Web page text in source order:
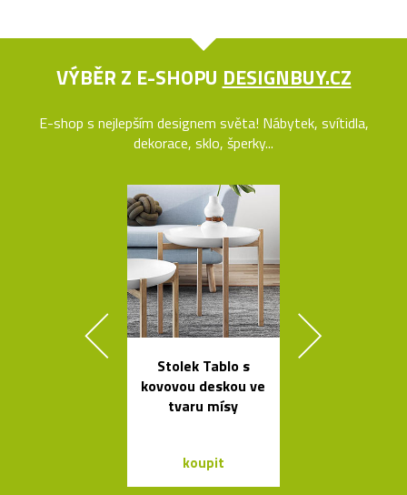
VÝBĚR Z E-SHOPU DESIGNBUY.CZ
E-shop s nejlepším designem světa! Nábytek, svítidla,
dekorace, sklo, šperky...
Stolek Tablo s
kovovou deskou ve
tvaru mísy
koupit